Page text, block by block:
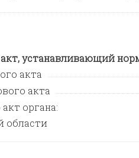
устанавливающий
акта
акта
органа:
области